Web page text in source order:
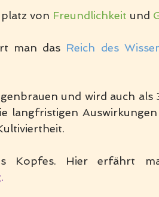
von Freundlichkeit und
man das Reich des
und wird auch als